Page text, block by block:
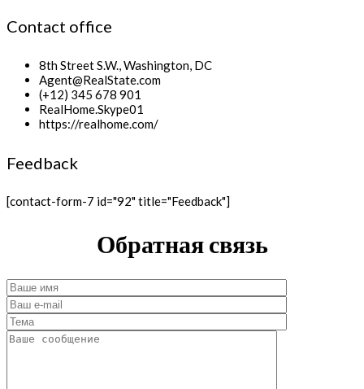
Contact office
8th Street S.W., Washington, DC
Agent@RealState.com
(+12) 345 678 901
RealHome.Skype01
https://realhome.com/
Feedback
[contact-form-7 id="92" title="Feedback"]
Обратная связь